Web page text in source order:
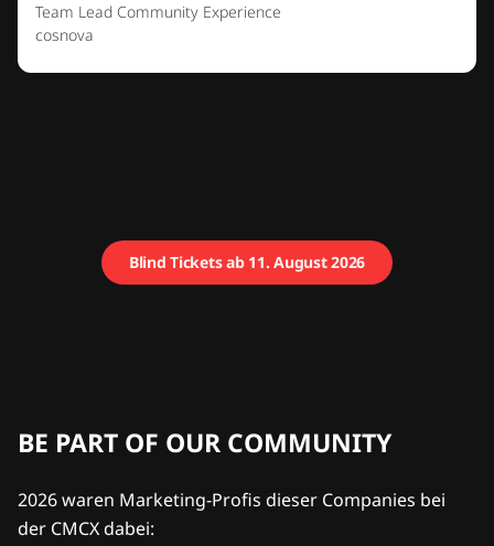
Team Lead Community Experience
cosnova
Blind Tickets ab 11. August 2026
BE PART OF OUR COMMUNITY
2026 waren Marketing-Profis dieser Companies bei
der CMCX dabei: